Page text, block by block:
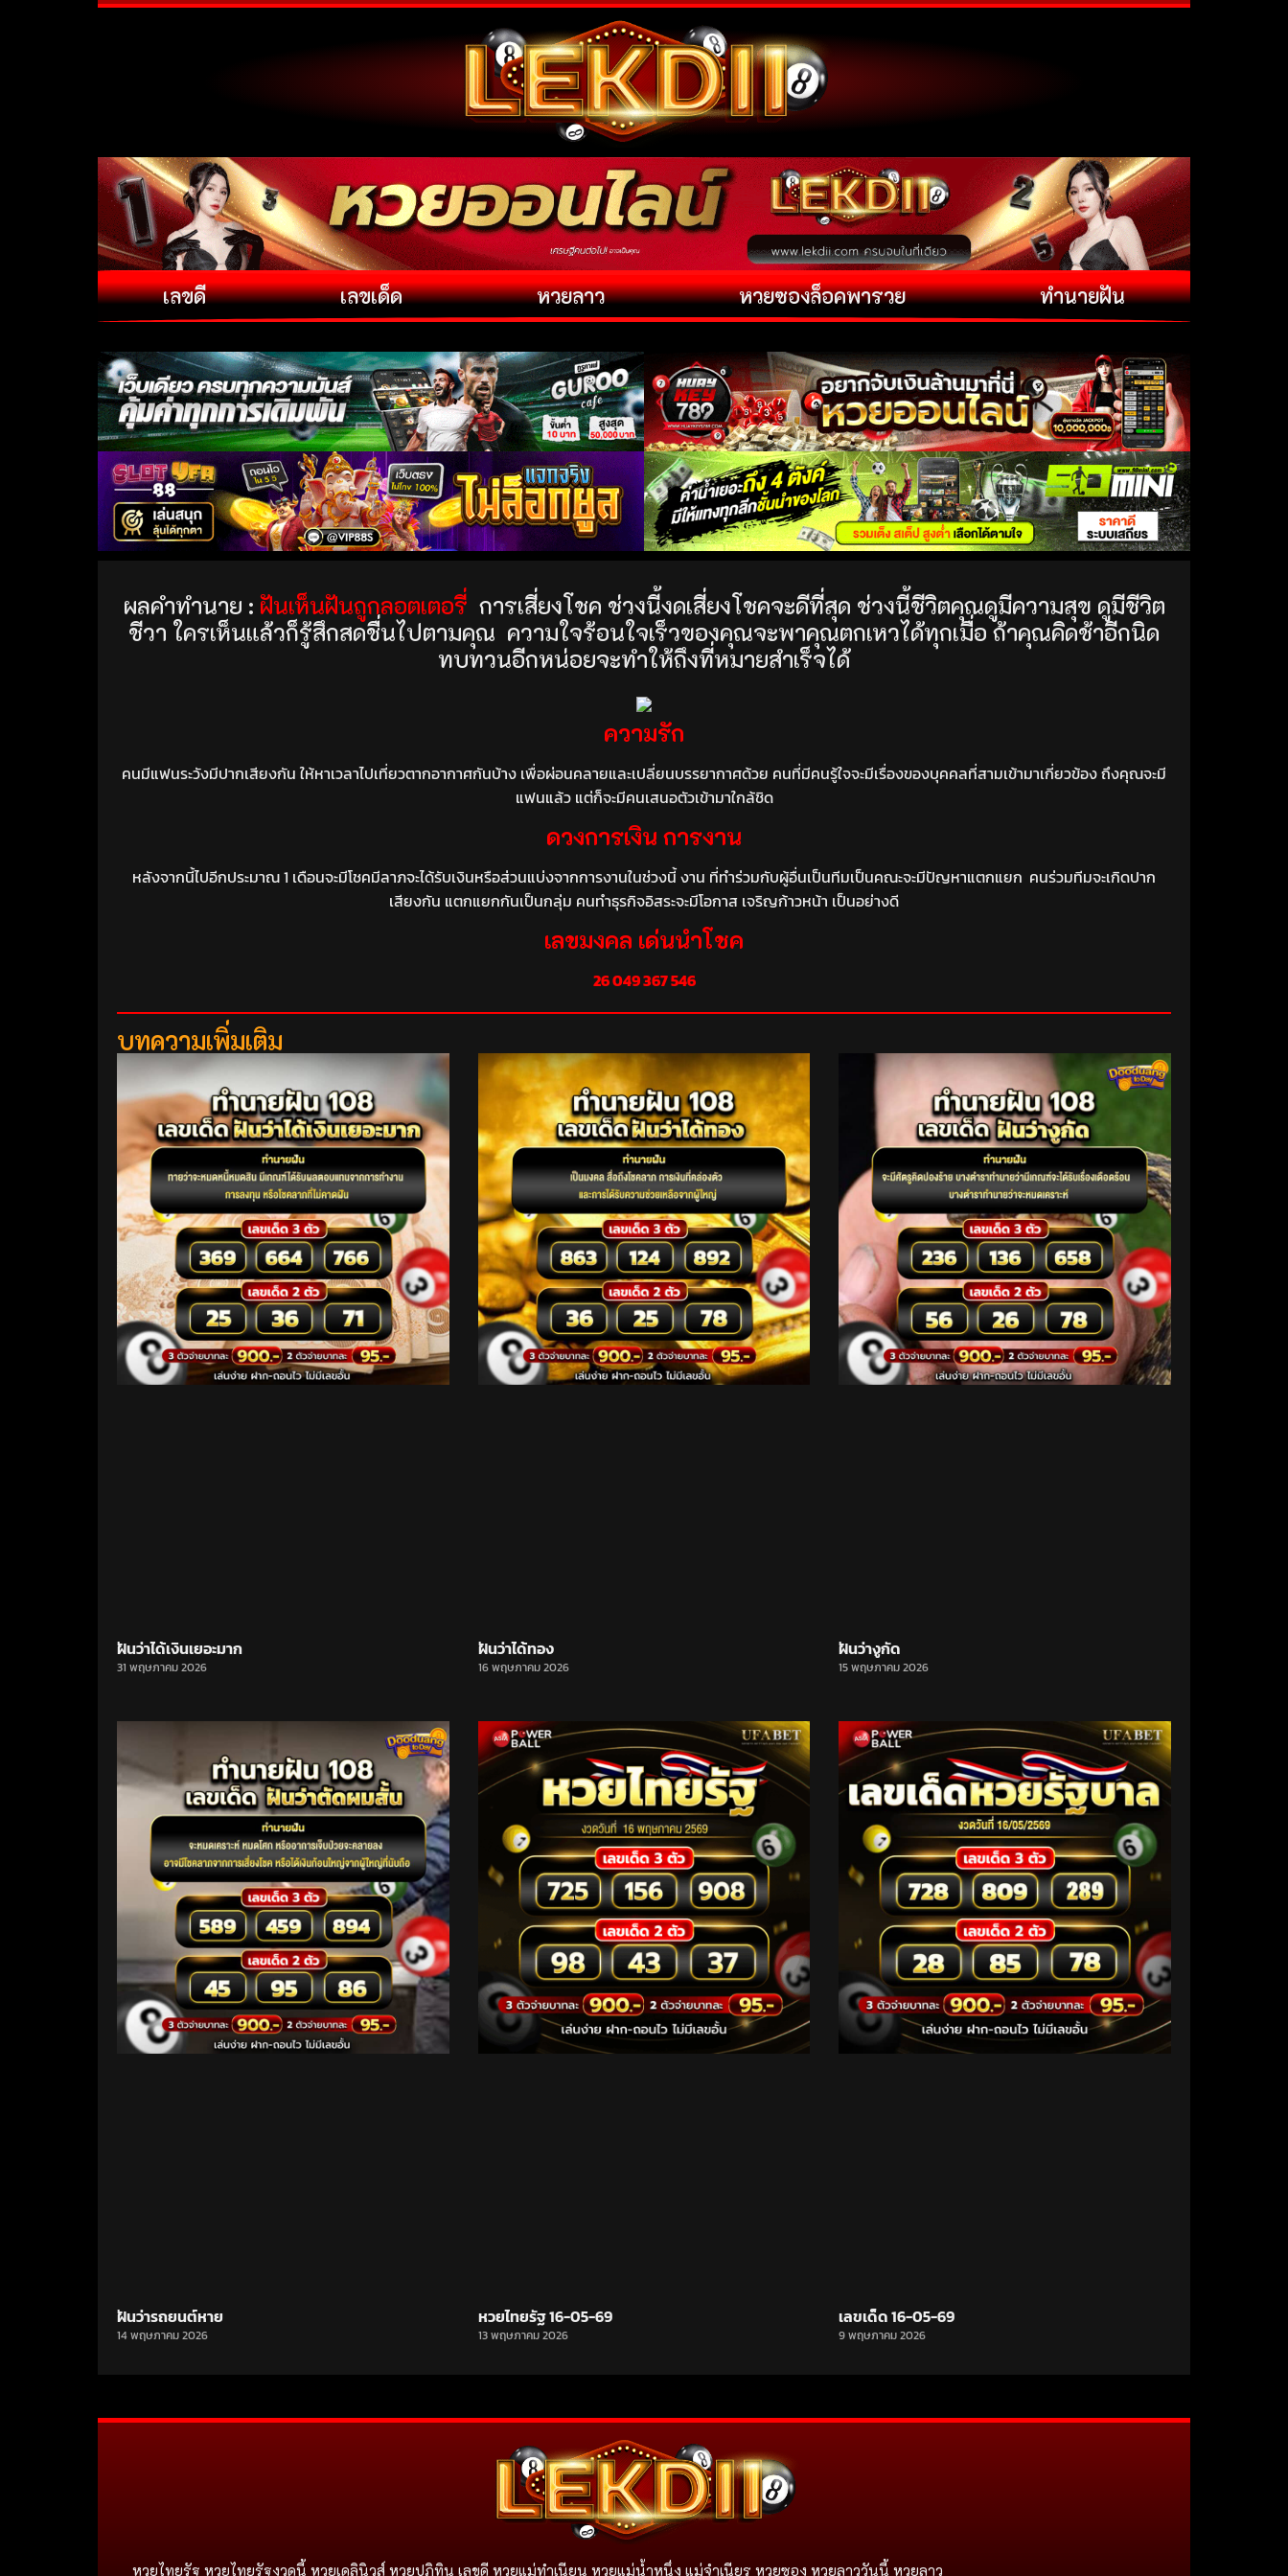
เลขดี เลขเด็ด หวยลาว หวยซองล็อคพารวย ทำนายฝัน
ผลคำทำนาย : ฝันเห็นฝันถูกลอตเตอรี่ การเสี่ยงโชค ช่วงนี้งดเสี่ยงโชคจะดีที่สุด ช่วงนี้ชีวิตคุณดูมีความสุข ดูมีชีวิต
ชีวา ใครเห็นแล้วก็รู้สึกสดชื่นไปตามคุณ ความใจร้อนใจเร็วของคุณจะพาคุณตกเหวได้ทุกเมื่อ ถ้าคุณคิดช้าอีกนิด
ทบทวนอีกหน่อยจะทำให้ถึงที่หมายสำเร็จได้
ความรัก
คนมีแฟนระวังมีปากเสียงกัน ให้หาเวลาไปเที่ยวตากอากาศกันบ้าง เพื่อผ่อนคลายและเปลี่ยนบรรยากาศด้วย คนที่มีคนรู้ใจจะมีเรื่องของบุคคลที่สามเข้ามาเกี่ยวข้อง ถึงคุณจะมี
แฟนแล้ว แต่ก็จะมีคนเสนอตัวเข้ามาใกล้ชิด
ดวงการเงิน การงาน
หลังจากนี้ไปอีกประมาณ 1 เดือนจะมีโชคมีลาภจะได้รับเงินหรือส่วนแบ่งจากการงานในช่วงนี้ งาน ที่ทำร่วมกับผู้อื่นเป็นทีมเป็นคณะจะมีปัญหาแตกแยก คนร่วมทีมจะเกิดปาก
เสียงกัน แตกแยกกันเป็นกลุ่ม คนทำธุรกิจอิสระจะมีโอกาส เจริญก้าวหน้า เป็นอย่างดี
เลขมงคล เด่นนำโชค
26049 367 546
บทความเพิ่มเติม
ฝันว่าได้เงินเยอะมาก
31 พฤษภาคม 2026
ฝันว่าได้ทอง
16 พฤษภาคม 2026
ฝันว่างูกัด
15 พฤษภาคม 2026
ฝันว่ารถยนต์หาย
14 พฤษภาคม 2026
หวยไทยรัฐ 16-05-69
13 พฤษภาคม 2026
เลขเด็ด 16-05-69
9 พฤษภาคม 2026
หวยไทยรัฐ หวยไทยรัฐงวดนี้ หวยเดลินิวส์ หวยปฏิทิน เลขดี หวยแม่ทำเนียน หวยแม่น้ำหนึ่ง แม่จําเนียร หวยซอง หวยลาววันนี้ หวยลาว